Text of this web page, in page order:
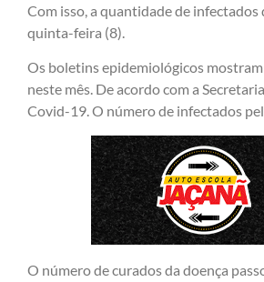
Com isso, a quantidade de
quinta-feira (8).
Os boletins epidemiológicos
neste mês. De acordo com a
Covid-19. O número de infectados
O número de curados da doença